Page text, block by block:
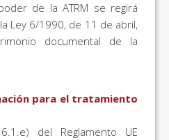
de la ATRM se regirá
Ley 6/1990, de 11 de abril,
documental de la
para el tratamiento
del Reglamento UE